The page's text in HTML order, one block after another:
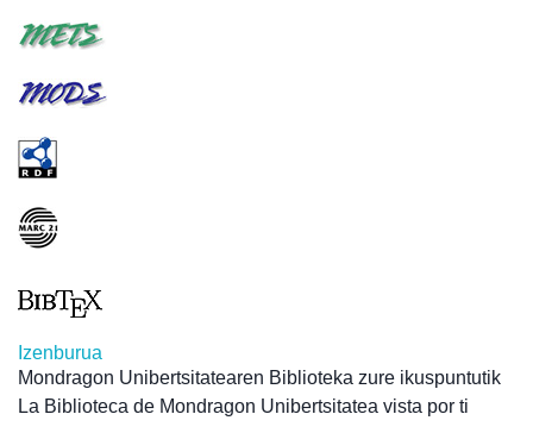
Izenburua
Mondragon Unibertsitatearen Biblioteka zure ikuspuntutik
La Biblioteca de Mondragon Unibertsitatea vista por ti